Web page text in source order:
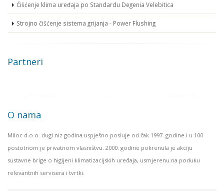
Čišćenje klima uređaja po Standardu Degenia Velebitica
Strojno čišćenje sistema grijanja - Power Flushing
Partneri
O nama
Miloc d.o.o. dugi niz godina uspješno posluje od čak 1997. godine i u 100
postotnom je privatnom vlasništvu. 2000. godine pokrenula je akciju
sustavne brige o higijeni klimatizacijskih uređaja, usmjerenu na poduku
relevantnih servisera i tvrtki.